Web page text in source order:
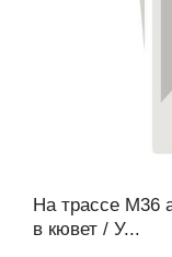
На трассе М36
в кювет / У...